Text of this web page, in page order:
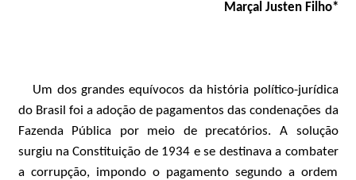
Marçal Justen Filho*
Um dos grandes equívocos da história político-jurídica
do Brasil foi a adoção de pagamentos das condenações da
Fazenda Pública por meio de precatórios. A solução
surgiu na Constituição de 1934 e se destinava a combater
a corrupção, impondo o pagamento segundo a ordem